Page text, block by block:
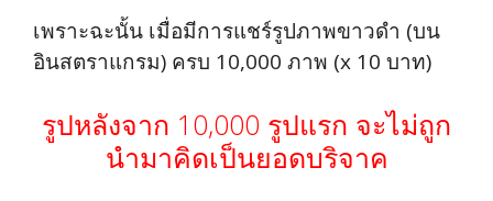
เพราะฉะนั้น เมื่อมีการแชร์รูปภาพขาวดำ (บน
อินสตราแกรม) ครบ 10,000 ภาพ (x 10 บาท)
รูปหลังจาก 10,000 รูปแรก จะไม่ถูก
นำมาคิดเป็นยอดบริจาค